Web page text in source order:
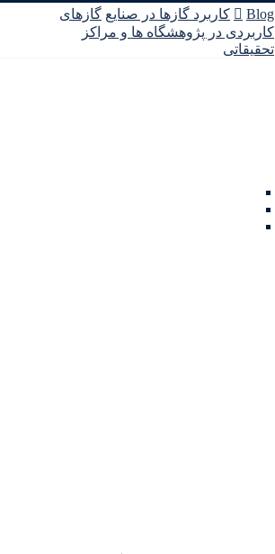
Blog کاربرد گازها در صنایع گازهای
کاربردی در پژوهشگاه‌ ها و مراکز
تحقیقاتی